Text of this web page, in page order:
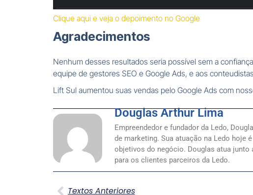
Clique aqui e veja o depoimento no Google
Agradecimentos
Nenhum desses resultados seria possível sem a
equipe de gestores SEO e Google Ads, e aos
Lift Sul aumentou suas vendas pelo Google Ads com
Douglas Arthur Lima
Empreendedor e fundador da Ledo,
de marketing. Sua atuação na Ledo hoje
objetivos do negócio. Douglas atua junto
para os clientes parceiros da Ledo.
Textos Anteriores